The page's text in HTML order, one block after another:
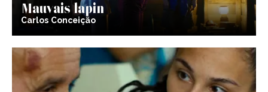
Mauvais lapin
Carlos Conceição